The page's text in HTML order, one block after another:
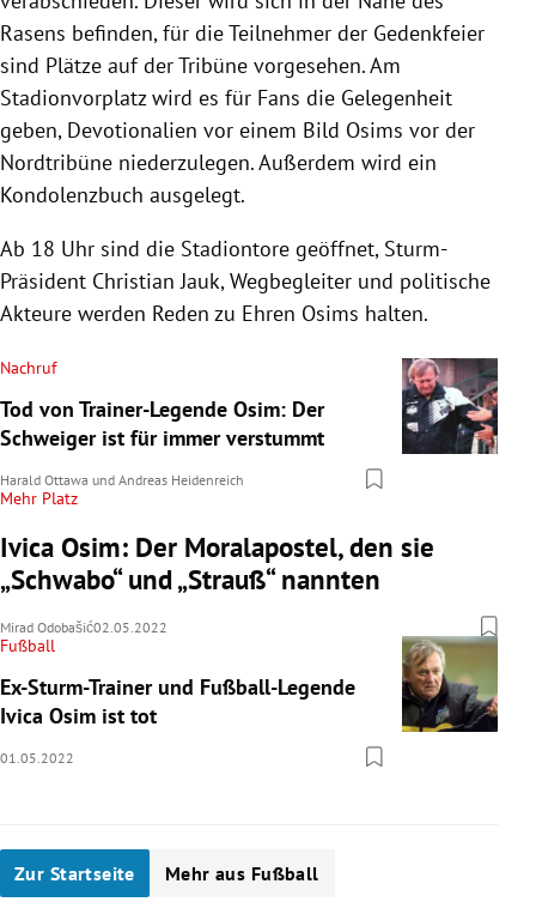
Rasens befinden, für die Teilnehmer der Gedenkfeier
sind Plätze auf der Tribüne vorgesehen. Am
Stadionvorplatz wird es für Fans die Gelegenheit
geben, Devotionalien vor einem Bild Osims vor der
Nordtribüne niederzulegen. Außerdem wird ein
Kondolenzbuch ausgelegt.
Ab 18 Uhr sind die Stadiontore geöffnet, Sturm-
Präsident Christian Jauk, Wegbegleiter und politische
Akteure werden Reden zu Ehren Osims halten.
Nachruf
Tod von Trainer-Legende Osim: Der
Schweiger ist für immer verstummt
Harald Ottawa und Andreas Heidenreich
Mehr Platz
Ivica Osim: Der Moralapostel, den sie
„Schwabo“ und „Strauß“ nannten
Mirad Odobašić02.05.2022
Fußball
Ex-Sturm-Trainer und Fußball-Legende
Ivica Osim ist tot
01.05.2022
Zur Startseite Mehr aus Fußball